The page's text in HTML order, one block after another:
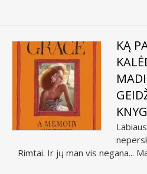
KĄ
Rimtai. Ir jų man vis negana...